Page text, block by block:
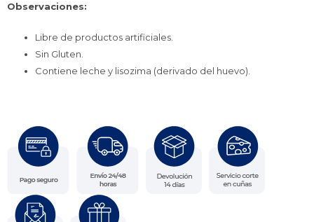
Observaciones:
Libre de productos artificiales.
Sin Gluten.
Contiene leche y lisozima (derivado del huevo).